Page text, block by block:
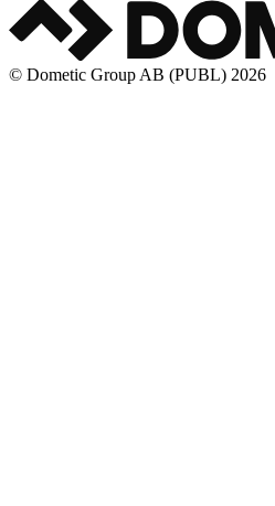
© Dometic Group AB (PUBL) 2026